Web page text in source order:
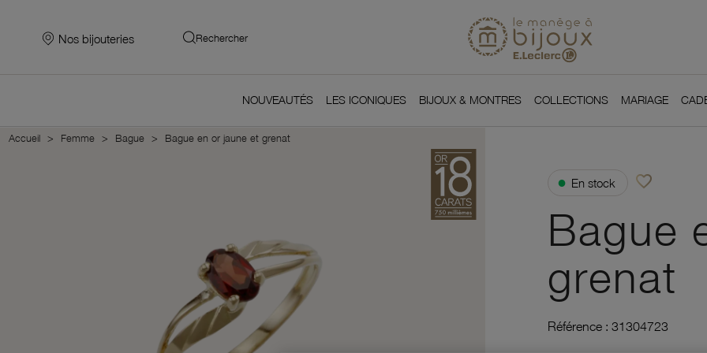
Nos bijouteries Rechercher
NOUVEAUTÉS LES ICONIQUES BIJOUX & MONTRES COLLECTIONS MARIAGE
Accueil Femme Bague Bague en or jaune et grenat
● En stock favorite_borderAjouter à vos
Bague
grenat
Référence : 31304723